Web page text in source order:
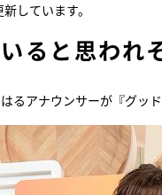
しています。
ると思われ
るアナウンサーが『グッ